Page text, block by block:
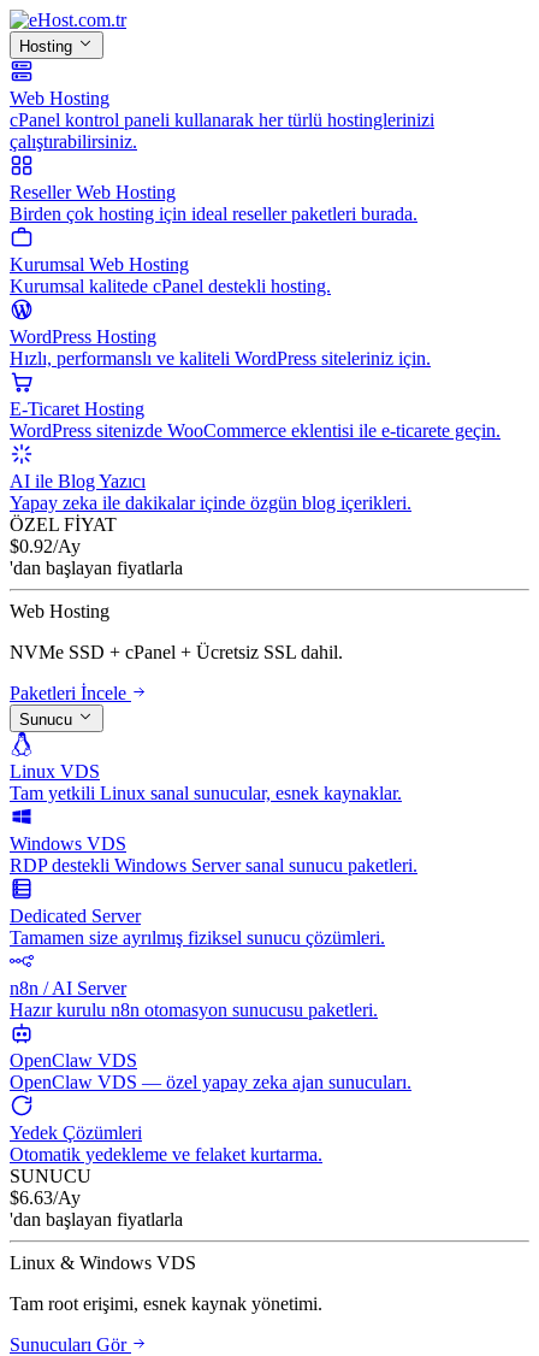
Hosting
Web Hosting
cPanel kontrol paneli kullanarak her türlü hostinglerinizi
çalıştırabilirsiniz.
Reseller Web Hosting
Birden çok hosting için ideal reseller paketleri burada.
Kurumsal Web Hosting
Kurumsal kalitede cPanel destekli hosting.
WordPress Hosting
Hızlı, performanslı ve kaliteli WordPress siteleriniz için.
E-Ticaret Hosting
WordPress sitenizde WooCommerce eklentisi ile e-ticarete geçin.
AI ile Blog Yazıcı
Yapay zeka ile dakikalar içinde özgün blog içerikleri.
ÖZEL FİYAT
$0.92/Ay
'dan başlayan fiyatlarla
Web Hosting
NVMe SSD + cPanel + Ücretsiz SSL dahil.
Paketleri İncele
Sunucu
Linux VDS
Tam yetkili Linux sanal sunucular, esnek kaynaklar.
Windows VDS
RDP destekli Windows Server sanal sunucu paketleri.
Dedicated Server
Tamamen size ayrılmış fiziksel sunucu çözümleri.
n8n / AI Server
Hazır kurulu n8n otomasyon sunucusu paketleri.
OpenClaw VDS
OpenClaw VDS — özel yapay zeka ajan sunucuları.
Yedek Çözümleri
Otomatik yedekleme ve felaket kurtarma.
SUNUCU
$6.63/Ay
'dan başlayan fiyatlarla
Linux & Windows VDS
Tam root erişimi, esnek kaynak yönetimi.
Sunucuları Gör